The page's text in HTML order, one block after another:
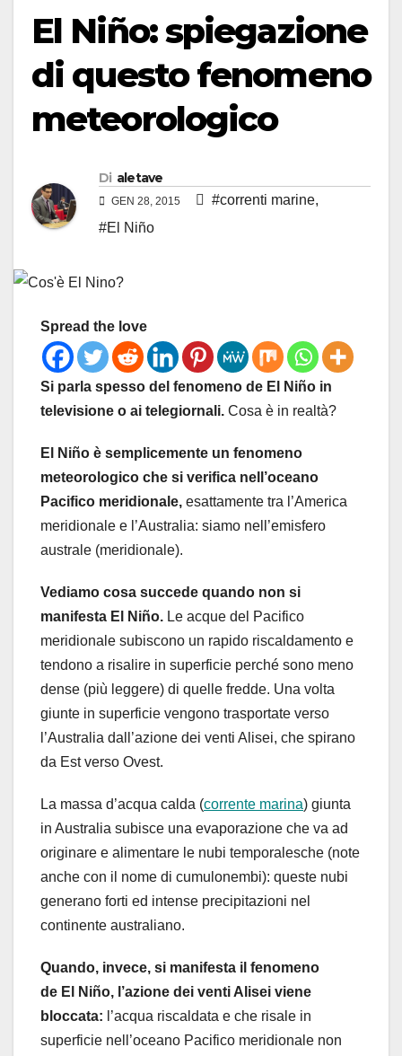
El Niño: spiegazione
di questo fenomeno
meteorologico
Di aletave
GEN 28, 2015 #correnti marine,
#El Niño
Spread the love
Si parla spesso del fenomeno de El Niño in
televisione o ai telegiornali. Cosa è in realtà?
El Niño è semplicemente un fenomeno
meteorologico che si verifica nell’oceano
Pacifico meridionale, esattamente tra l’America
meridionale e l’Australia: siamo nell’emisfero
australe (meridionale).
Vediamo cosa succede quando non si
manifesta El Niño. Le acque del Pacifico
meridionale subiscono un rapido riscaldamento e
tendono a risalire in superficie perché sono meno
dense (più leggere) di quelle fredde. Una volta
giunte in superficie vengono trasportate verso
l’Australia dall’azione dei venti Alisei, che spirano
da Est verso Ovest.
La massa d’acqua calda (corrente marina) giunta
in Australia subisce una evaporazione che va ad
originare e alimentare le nubi temporalesche (note
anche con il nome di cumulonembi): queste nubi
generano forti ed intense precipitazioni nel
continente australiano.
Quando, invece, si manifesta il fenomeno
de El Niño, l’azione dei venti Alisei viene
bloccata: l’acqua riscaldata e che risale in
superficie nell’oceano Pacifico meridionale non